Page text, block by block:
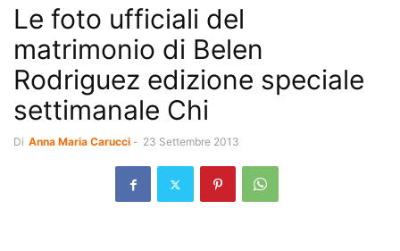
Le foto ufficiali del
matrimonio di Belen
Rodriguez edizione speciale
settimanale Chi
Di Anna Maria Carucci - 23 Settembre 2013